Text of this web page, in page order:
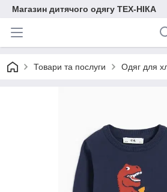
Магазин дитячого одягу ТЕХ-НІКА
Товари та послуги Одяг для